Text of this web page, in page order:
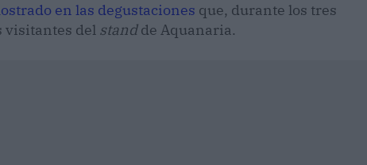
en las degustaciones que, durante los tres
visitantes del standde Aquanaria.